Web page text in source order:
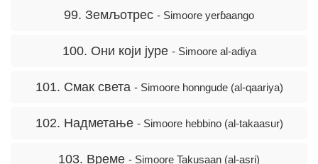
99. Земљотрес - Simoore yerɓaango
100. Они који јуре - Simoore al-adiya
101. Смак света - Simoore honngude (al-qaariya)
102. Надметање - Simoore hebbino (al-takaasur)
103. Време - Simoore Takusaan (al-asri)